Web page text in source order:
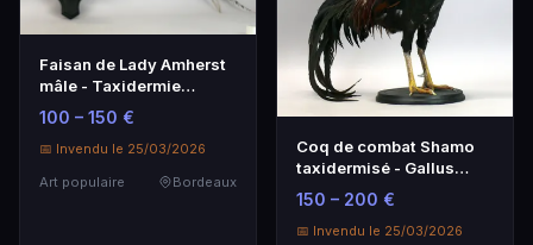
Faisan de Lady Amherst
mâle - Taxidermie
élégante
100 – 150 €
📅 Invendu le 25/03/2026
Art populaire
Bordeaux
Coq de combat Shamo
taxidermisé - Gallus
gallus domesticus
150 – 200 €
📅 Invendu le 25/03/2026